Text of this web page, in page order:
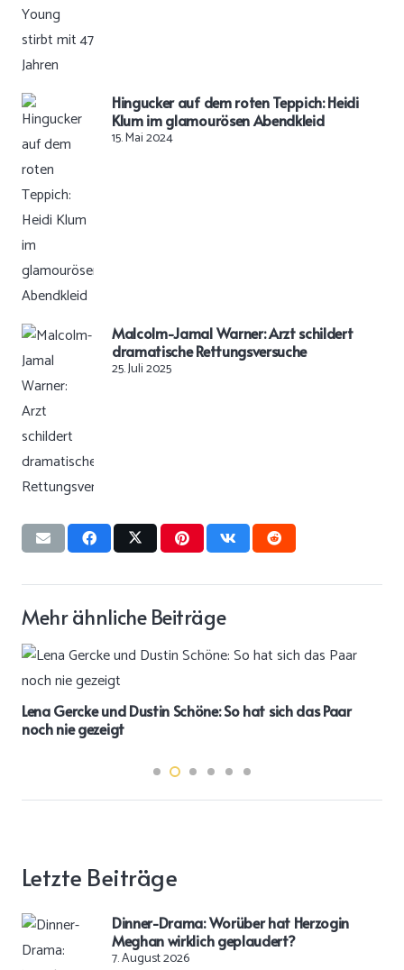
Hingucker auf dem roten Teppich: Heidi
Klum im glamourösen Abendkleid
15. Mai 2024
Malcolm-Jamal Warner: Arzt schildert
dramatische Rettungsversuche
25. Juli 2025
Mehr ähnliche Beiträge
Lena Gercke und Dustin Schöne: So hat sich das Paar
noch nie gezeigt
Letzte Beiträge
Dinner-Drama: Worüber hat Herzogin
Meghan wirklich geplaudert?
7. August 2026